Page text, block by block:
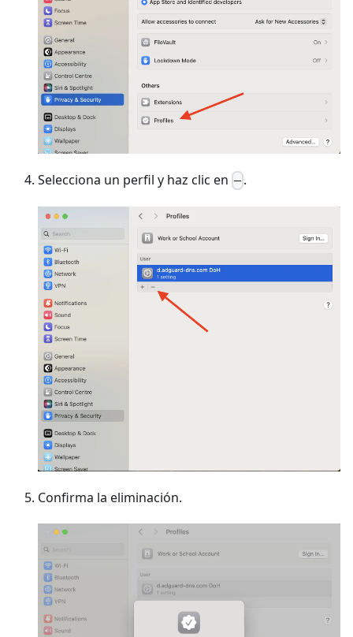
Selecciona un perfil y haz clic en – .
Confirma la eliminación.